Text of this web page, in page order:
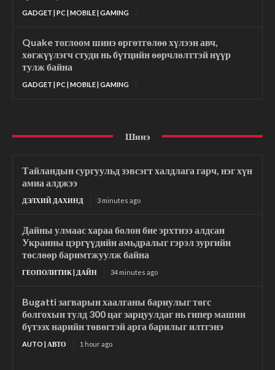
GADGET | PC | MOBILE | GAMING
Quake тоглоом шинэ өргөтгөлөө хүлээн авч,
хөгжүүлэгч студи нь бүтцийн өөрчлөлттэй нүүр
тулж байна
GADGET | PC | MOBILE | GAMING
Шинэ
Тайландын сургуульд зэвсэгт халдлага гарч, нэг хүн
амиа алджээ
ДЭЛХИЙ ДАХИНД 3 minutes ago
Дайны улмаас хараа болон бие эрхтнээ алдсан
Украины цэргүүдийн амьдралыг гэрэл зургийн
төслөөр баримтжуулж байна
ГЕОПОЛИТИК | ДАЙН 34 minutes ago
Bugatti загварын хаалганы бариулыг төгс
болгохын тулд 300 цаг зарцуулдаг нь гипер машин
бүтээх нарийн төвөгтэй арга барилыг илтгэнэ
AUTO | АВТО 1 hour ago